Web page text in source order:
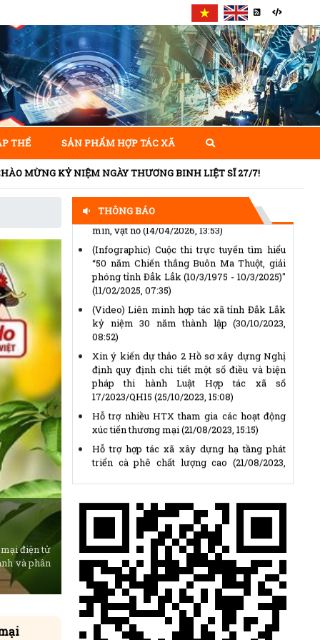
THỂ SẢN PHẨM HỢP TÁC XÃ
NGÀY THƯƠNG BINH LIỆT SĨ 27/7!
điện tử
và phân
THÔNG BÁO
Chủ tịch Ủy ban Trung ương Mặt trận Tổ
quốc Việt Nam gửi Thư kêu gọi ủng hộ
Tháng Nhân đạo năm 2026(14/04/2026,
14:25)
Thể lệ Giải báo chí “Vì sự nghiệp Đại đoàn
kết toàn dân tộc” lần thứ XVII, năm 2025 -
2026(14/04/2026, 14:15)
VNMAC phát động cuộc thi trực tuyến nâng
cao nhận thức phòng tránh tai nạn bom
mìn, vật nổ
(14/04/2026, 13:53)
(Infographic) Cuộc thi trực tuyến tìm hiểu
“50 năm Chiến thắng Buôn Ma Thuột, giải
phóng tỉnh Đắk Lắk (10/3/1975 - 10/3/2025)"
(11/02/2025, 07:35)
(Video) Liên minh hợp tác xã tỉnh Đắk Lắk
kỷ niệm 30 năm thành lập
08:52)
Xin ý kiến dự thảo 2 Hồ sơ xây dựng Nghị
định quy định chi tiết một số điều và biện
pháp thi hành Luật Hợp tác xã số
17/2023/QH15(25/10/2023, 15:08)
Hỗ trợ nhiều HTX tham gia các hoạt động
xúc tiến thương mại(21/08/2023, 15:15)
Hỗ trợ hợp tác xã xây dựng hạ tầng phát
triển cà phê chất lượng cao(21/08/2023,
15:19)
Thị trường lúa gạo trong nước và xuất khẩu
vẫn sôi động(21/08/2023, 15:35)
800 nông dân Đắk Nông được tập huấn sản
xuất hồ tiêu bền vững
(21/08/2023, 15:47)
Chủ tịch Ủy ban Trung ương Mặt trận Tổ
quốc Việt Nam gửi Thư kêu gọi ủng hộ
Tháng Nhân đạo năm 2026
(14/04/2026,
14:25)
Thể lệ Giải báo chí “Vì sự nghiệp Đại đoàn
kết toàn dân tộc” lần thứ XVII, năm 2025 -
2026 (14/04/2026, 14:15)